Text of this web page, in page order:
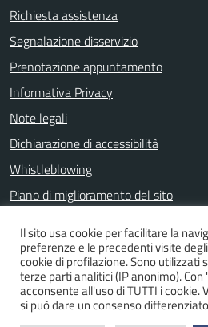
Richiesta assistenza
Segnalazione disservizio
Prenotazione appuntamento
Informativa Privacy
Note legali
Dichiarazione di accessibilità
Whistleblowing
Piano di miglioramento del sito
SEGUICI SU
Facebook
Il sito usa cookie per facilitare la
preferenze e le precedenti visite
cookie di profilazione. Sono utilizzati
terze parti analitici (IP anonimo).
acconsente all'uso di TUTTI i cookie.
si può dare un consenso